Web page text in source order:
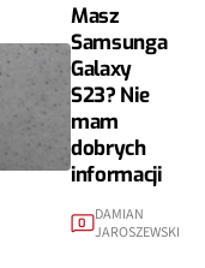
Masz
Samsunga
Galaxy
S23? Nie
mam
dobrych
informacji
0
DAMIAN
JAROSZEWSKI